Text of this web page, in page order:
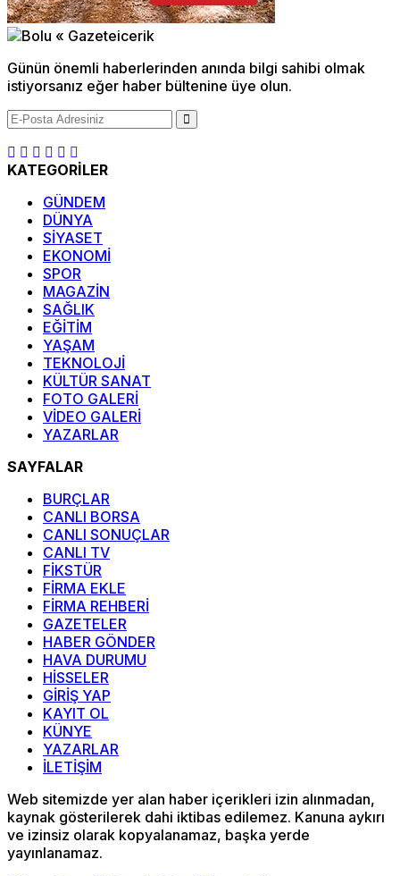
Günün önemli haberlerinden anında bilgi sahibi olmak
istiyorsanız eğer haber bültenine üye olun.
KATEGORİLER
GÜNDEM
DÜNYA
SİYASET
EKONOMİ
SPOR
MAGAZİN
SAĞLIK
EĞİTİM
YAŞAM
TEKNOLOJİ
KÜLTÜR SANAT
FOTO GALERİ
VİDEO GALERİ
YAZARLAR
SAYFALAR
BURÇLAR
CANLI BORSA
CANLI SONUÇLAR
CANLI TV
FİKSTÜR
FİRMA EKLE
FİRMA REHBERİ
GAZETELER
HABER GÖNDER
HAVA DURUMU
HİSSELER
GİRİŞ YAP
KAYIT OL
KÜNYE
YAZARLAR
İLETİŞİM
Web sitemizde yer alan haber içerikleri izin alınmadan,
kaynak gösterilerek dahi iktibas edilemez. Kanuna aykırı
ve izinsiz olarak kopyalanamaz, başka yerde
yayınlanamaz.